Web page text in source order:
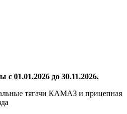
01.01.2026 до 30.11.2026.
тягачи КАМАЗ и прицепная